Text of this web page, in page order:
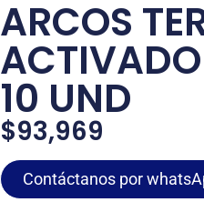
ARCOS
10 UND
$93,969
Contáctanos por